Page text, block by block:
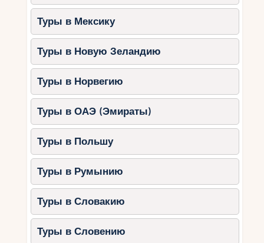
Туры в Мексику
Туры в Новую Зеландию
Туры в Норвегию
Туры в ОАЭ (Эмираты)
Туры в Польшу
Туры в Румынию
Туры в Словакию
Туры в Словению